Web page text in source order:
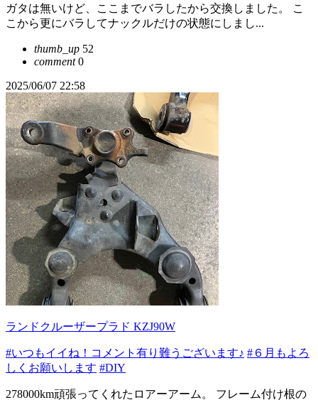
ガタは無いけど、ここまでバラしたから交換しました。 こ
こから更にバラしてナックルだけの状態にしまし...
thumb_up 52
comment0
2025/06/07 22:58
ランドクルーザープラド KZJ90W
#いつもイイね！コメント有り難うございます♪ #６月もよろ
しくお願いします #DIY
278000km頑張ってくれたロアーアーム。 フレーム付け根の